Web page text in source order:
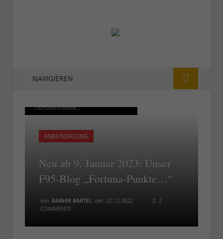
NAVIGIEREN
"Fortuna-Punkte..."
ANKÜNDIGUNG
Neu ab 9. Januar 2023: Unser
F95-Blog „Fortuna-Punkte…“
von RAINER BARTEL am 22.12.2022
2
COMMENTS
"Fortuna-Punkte..."